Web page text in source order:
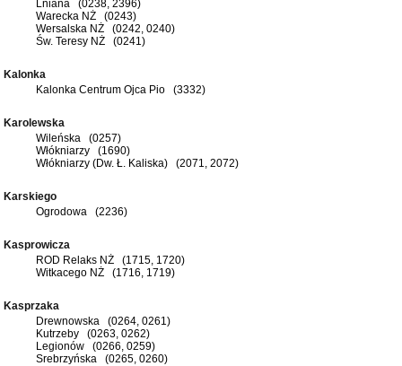
Lniana (0238, 2396)
Warecka NŻ (0243)
Wersalska NŻ (0242, 0240)
Św. Teresy NŻ (0241)
Kalonka
Kalonka Centrum Ojca Pio (3332)
Karolewska
Wileńska (0257)
Włókniarzy (1690)
Włókniarzy (Dw. Ł. Kaliska) (2071, 2072)
Karskiego
Ogrodowa (2236)
Kasprowicza
ROD Relaks NŻ (1715, 1720)
Witkacego NŻ (1716, 1719)
Kasprzaka
Drewnowska (0264, 0261)
Kutrzeby (0263, 0262)
Legionów (0266, 0259)
Srebrzyńska (0265, 0260)